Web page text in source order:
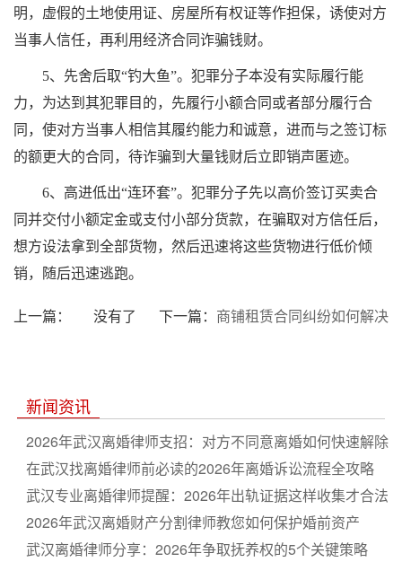
明，虚假的土地使用证、房屋所有权证等作担保，诱使对方
当事人信任，再利用经济合同诈骗钱财。
5、先舍后取“钓大鱼”。犯罪分子本没有实际履行能
力，为达到其犯罪目的，先履行小额合同或者部分履行合
同，使对方当事人相信其履约能力和诚意，进而与之签订标
的额更大的合同，待诈骗到大量钱财后立即销声匿迹。
6、高进低出“连环套”。犯罪分子先以高价签订买卖合
同并交付小额定金或支付小部分货款，在骗取对方信任后，
想方设法拿到全部货物，然后迅速将这些货物进行低价倾
销，随后迅速逃跑。
上一篇： 没有了 商铺租赁合同纠纷如何解决
下一篇：
新闻资讯
2026年武汉离婚律师支招：对方不同意离婚如何快速解除
婚姻
在武汉找离婚律师前必读的2026年离婚诉讼流程全攻略
武汉专业离婚律师提醒：2026年出轨证据这样收集才合法
有效
2026年武汉离婚财产分割律师教您如何保护婚前资产
武汉离婚律师分享：2026年争取抚养权的5个关键策略